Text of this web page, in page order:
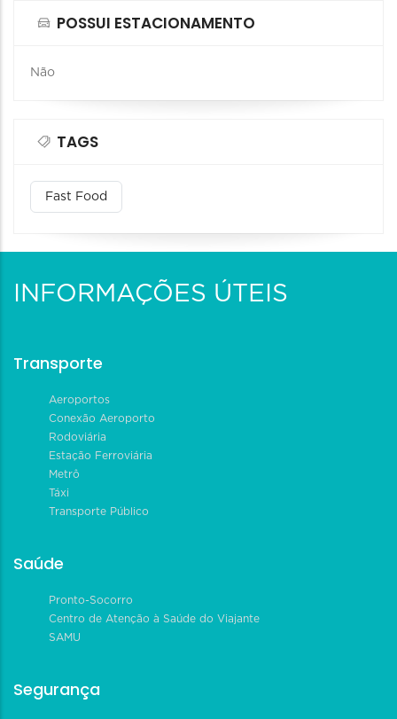
POSSUI ESTACIONAMENTO
Não
TAGS
Fast Food
INFORMAÇÕES ÚTEIS
Transporte
Aeroportos
Conexão Aeroporto
Rodoviária
Estação Ferroviária
Metrô
Táxi
Transporte Público
Saúde
Pronto-Socorro
Centro de Atenção à Saúde do Viajante
SAMU
Segurança